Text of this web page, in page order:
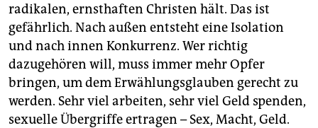
radikalen, ernsthaften Christen hält. Das ist
gefährlich. Nach außen entsteht eine Isolation
und nach innen Konkurrenz. Wer richtig
dazugehören will, muss immer mehr Opfer
bringen, um dem Erwählungsglauben gerecht zu
werden. Sehr viel arbeiten, sehr viel Geld spenden,
sexuelle Übergriffe ertragen – Sex, Macht, Geld.